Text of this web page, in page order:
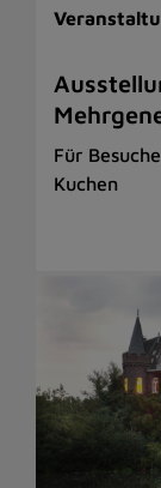
Für
Kuchen